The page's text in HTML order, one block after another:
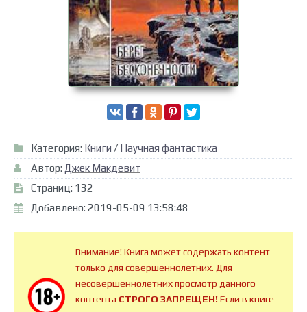
Категория: Книги / Научная фантастика
Автор: Джек Макдевит
Страниц: 132
Добавлено: 2019-05-09 13:58:48
Внимание! Книга может содержать контент
только для совершеннолетних. Для
несовершеннолетних просмотр данного
контента СТРОГО ЗАПРЕЩЕН!Если в книге